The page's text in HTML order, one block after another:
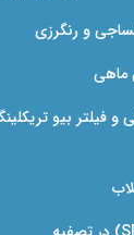
و رنگرزی
ماهی
و فیلتر بیو